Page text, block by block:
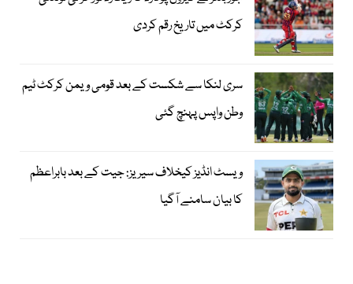
کرکٹ میں تاریخ رقم کردی
سری لنکا سے شکست کے بعد قومی ویمن کرکٹ ٹیم
وطن واپس پہنچ گئی
ویسٹ انڈیز کیخلاف سیریز: جیت کے بعد بابراعظم
کا بیان سامنے آگیا